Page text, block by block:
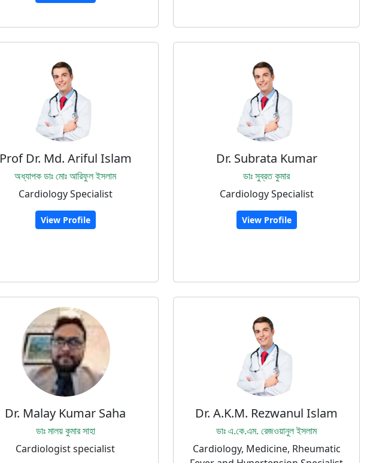
Prof Dr. Md. Ariful Islam
অধ্যাপক ডাঃ মোঃ আরিফুল ইসলাম
Cardiology Specialist
View Profile
Dr. Subrata Kumar
ডাঃ সুব্রত কুমার
Cardiology Specialist
View Profile
Dr. Malay Kumar Saha
ডাঃ মালয় কুমার সাহা
Cardiologist specialist
Dr. A.K.M. Rezwanul Islam
ডাঃ এ.কে.এম. রেজওয়ানুল ইসলাম
Cardiology, Medicine, Rheumatic